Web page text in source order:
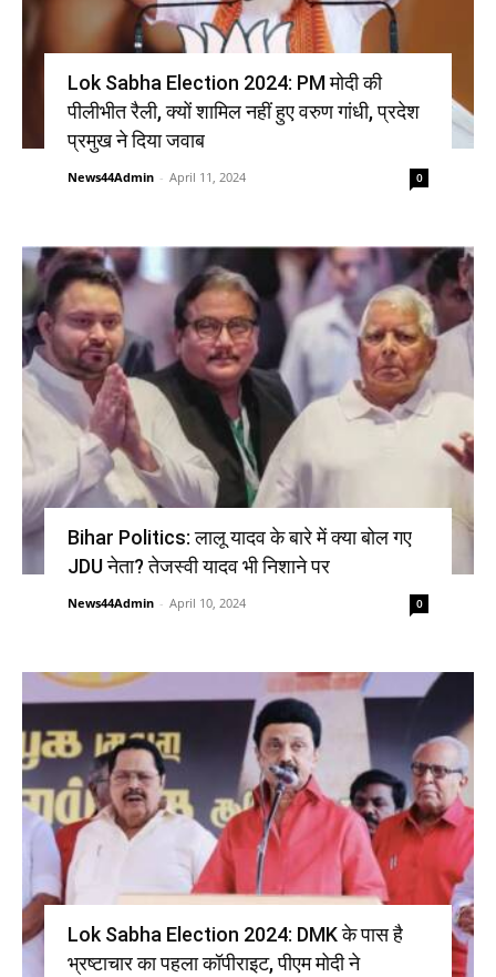
Lok Sabha Election 2024: PM मोदी की
पीलीभीत रैली, क्यों शामिल नहीं हुए वरुण गांधी, प्रदेश
प्रमुख ने दिया जवाब
News44Admin - April 11, 2024 0
Bihar Politics: लालू यादव के बारे में क्या बोल गए
JDU नेता? तेजस्वी यादव भी निशाने पर
News44Admin - April 10, 2024 0
Lok Sabha Election 2024: DMK के पास है
भ्रष्टाचार का पहला कॉपीराइट, पीएम मोदी ने